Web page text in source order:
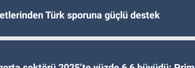
Türk sporuna güçlü destek